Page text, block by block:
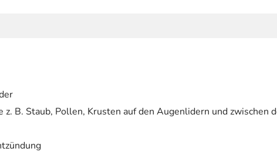
B. Staub, Pollen, Krusten auf den Augenlidern und zwischen